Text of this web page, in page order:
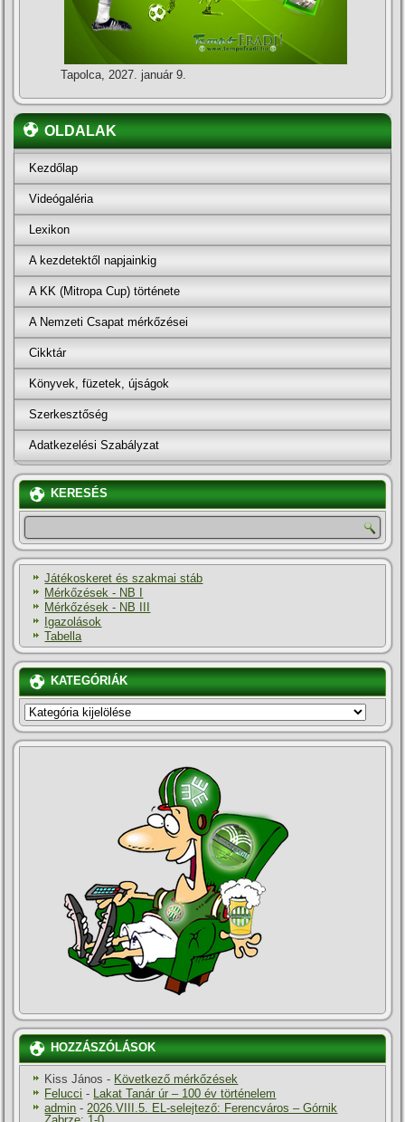
Tapolca, 2027. január 9.
OLDALAK
Kezdőlap
Videógaléria
Lexikon
A kezdetektől napjainkig
A KK (Mitropa Cup) története
A Nemzeti Csapat mérkőzései
Cikktár
Könyvek, füzetek, újságok
Szerkesztőség
Adatkezelési Szabályzat
KERESÉS
Játékoskeret és szakmai stáb
Mérkőzések - NB I
Mérkőzések - NB III
Igazolások
Tabella
KATEGÓRIÁK
KATEGÓRIÁK
HOZZÁSZÓLÁSOK
Kiss János - Következő mérkőzések
Felucci - Lakat Tanár úr – 100 év történelem
admin -2026.VIII.5. EL-selejtező: Ferencváros – Górnik